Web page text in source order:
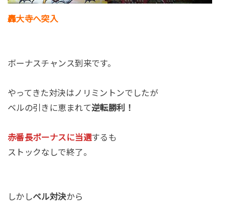
轟大寺へ突入
ボーナスチャンス到来です。
やってきた対決はノリミントンでしたが
ベルの引きに恵まれて逆転勝利！
赤番長ボーナスに当選するも
ストックなしで終了。
しかしベル対決から